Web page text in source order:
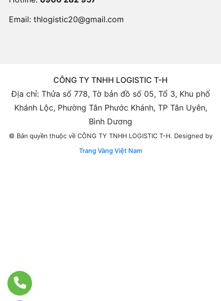
Email: thlogistic20@gmail.com
CÔNG TY TNHH LOGISTIC T-H
Địa chỉ: Thửa số 778, Tờ bản đồ số 05, Tổ 3, Khu phố
Khánh Lộc, Phường Tân Phước Khánh, TP Tân Uyên,
Bình Dương
© Bản quyền thuộc về CÔNG TY TNHH LOGISTIC T-H. Designed by
Trang Vàng Việt Nam